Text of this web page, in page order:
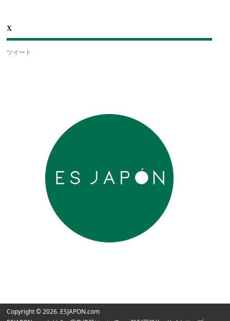
X
ツイート
Copyright © 2026. ESJAPON.com